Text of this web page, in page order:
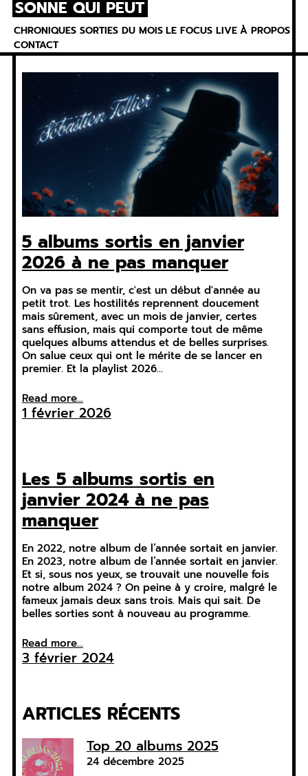
Skip
content
SONNE QUI PEUT
CHRONIQUES SORTIES DU MOIS LE FOCUS LIVE À PROPOS
CONTACT
5 albums sortis en janvier
2026 à ne pas manquer
On va pas se mentir, c'est un début d'année au
petit trot. Les hostilités reprennent doucement
mais sûrement, avec un mois de janvier, certes
sans effusion, mais qui comporte tout de même
quelques albums attendus et de belles surprises.
On salue ceux qui ont le mérite de se lancer en
premier. Et la playlist 2026…
Read more...
1 février 2026
Les 5 albums sortis en
janvier 2024 à ne pas
manquer
En 2022, notre album de l’année sortait en janvier.
En 2023, notre album de l’année sortait en janvier.
Et si, sous nos yeux, se trouvait une nouvelle fois
notre album 2024 ? On peine à y croire, malgré le
fameux jamais deux sans trois. Mais qui sait. De
belles sorties sont à nouveau au programme.
Read more...
3 février 2024
ARTICLES RÉCENTS
Top 20 albums 2025
24 décembre 2025